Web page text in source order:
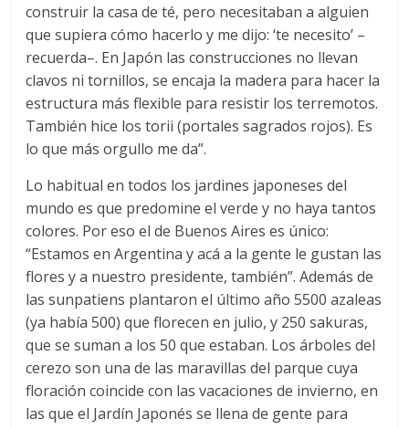
construir la casa de té, pero necesitaban a alguien
que supiera cómo hacerlo y me dijo: ‘te necesito’ –
recuerda–. En Japón las construcciones no llevan
clavos ni tornillos, se encaja la madera para hacer la
estructura más flexible para resistir los terremotos.
También hice los torii (portales sagrados rojos). Es
lo que más orgullo me da”.
Lo habitual en todos los jardines japoneses del
mundo es que predomine el verde y no haya tantos
colores. Por eso el de Buenos Aires es único:
“Estamos en Argentina y acá a la gente le gustan las
flores y a nuestro presidente, también”. Además de
las sunpatiens plantaron el último año 5500 azaleas
(ya había 500) que florecen en julio, y 250 sakuras,
que se suman a los 50 que estaban. Los árboles del
cerezo son una de las maravillas del parque cuya
floración coincide con las vacaciones de invierno, en
las que el Jardín Japonés se llena de gente para